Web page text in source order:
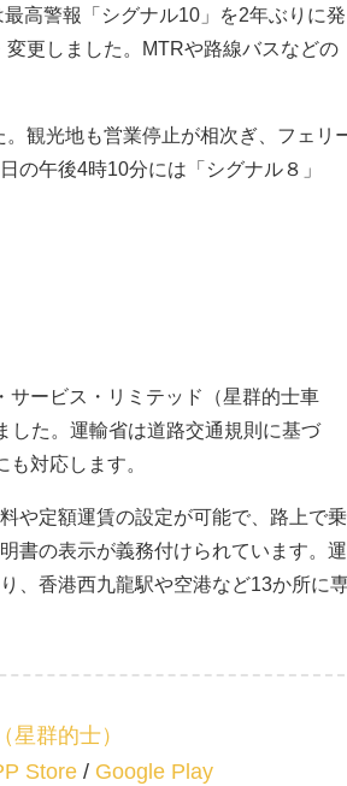
高警報「シグナル10」を2年ぶりに発
更しました。MTRや路線バスなどの
観光地も営業停止が相次ぎ、フェリ
の午後4時10分には「シグナル８」
サービス・リミテッド（星群的士車
した。運輸省は道路交通規則に基づ
対応します。
や定額運賃の設定が可能で、路上で乗
書の表示が義務付けられています。運
、香港西九龍駅や空港など13か所に
星群的士）
Store / Google Play